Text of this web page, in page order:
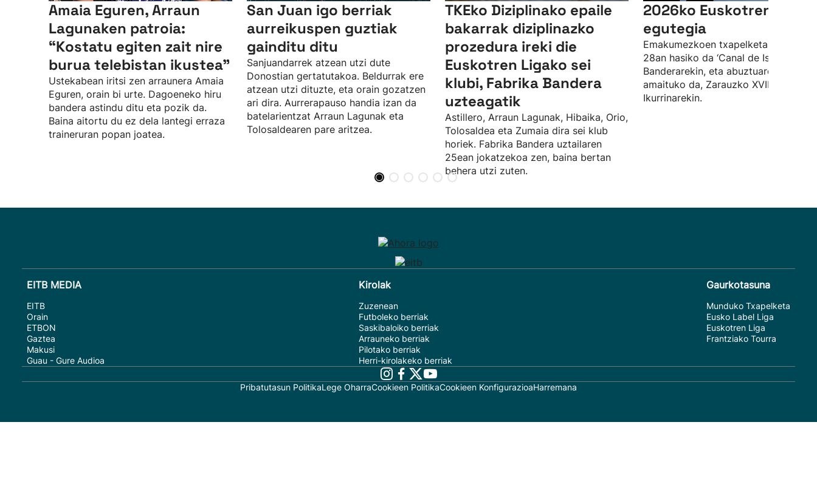
Amaia Eguren, Arraun
Lagunaken patroia:
“Kostatu egiten zait nire
burua telebistan ikustea"
Ustekabean iritsi zen arraunera Amaia
Eguren, orain bi urte. Dagoeneko hiru
bandera astindu ditu eta pozik da.
Baina aitortu du ez dela lantegi erraza
traineruran popan joatea.
San Juan igo berriak
aurreikuspen guztiak
gainditu ditu
Sanjuandarrek atzean utzi dute
Donostian gertatutakoa. Beldurrak ere
atzean utzi dituzte, eta orain gozatzen
ari dira. Aurrerapauso handia izan da
batelarientzat Arraun Lagunak eta
Tolosaldearen pare aritzea.
TKEko Diziplinako epaile
bakarrak diziplinazko
prozedura ireki die
Euskotren Ligako sei
klubi, Fabrika Bandera
uzteagatik
Astillero, Arraun Lagunak, Hibaika, Orio,
Tolosaldea eta Zumaia dira sei klub
horiek. Fabrika Bandera uztailaren
25ean jokatzekoa zen, baina bertan
behera utzi zuten.
2026ko Euskotren
egutegia
Emakumezkoen txapelketa ekainaren
28an hasiko da ‘Canal de Isabel II’
Banderarekin, eta abuztuaren 23an
amaituko da, Zarauzko XVIII.
Ikurrinarekin.
EITB MEDIA
EITB
Orain
ETBON
Gaztea
Makusi
Guau - Gure Audioa
Kirolak
Zuzenean
Futboleko berriak
Saskibaloiko berriak
Arrauneko berriak
Pilotako berriak
Herri-kirolakeko berriak
Gaurkotasuna
Munduko Txapelketa
Eusko Label Liga
Euskotren Liga
Frantziako Tourra
Pribatutasun PolitikaLege OharraCookieen PolitikaCookieen KonfigurazioaHarremana